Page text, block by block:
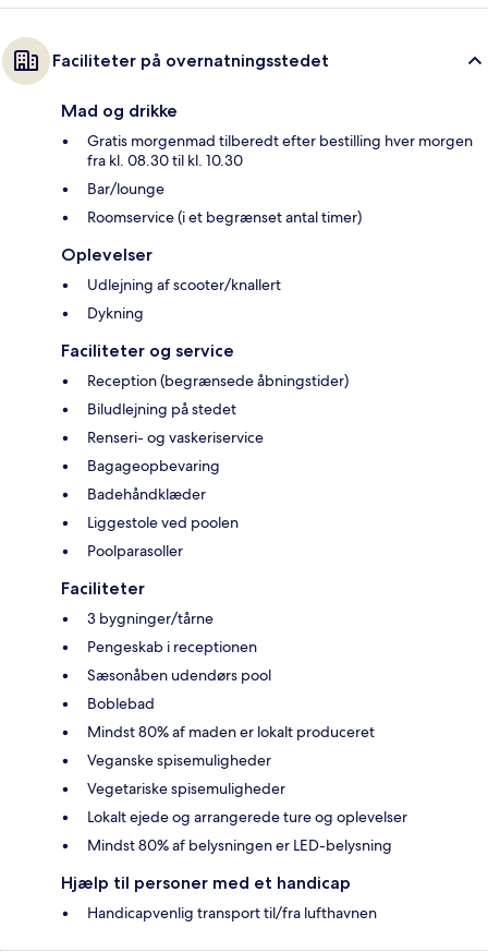
Faciliteter på overnatningsstedet
Mad og drikke
Gratis morgenmad tilberedt efter bestilling hver morgen
fra kl. 08.30 til kl. 10.30
Bar/lounge
Roomservice (i et begrænset antal timer)
Oplevelser
Udlejning af scooter/knallert
Dykning
Faciliteter og service
Reception (begrænsede åbningstider)
Biludlejning på stedet
Renseri- og vaskeriservice
Bagageopbevaring
Badehåndklæder
Liggestole ved poolen
Poolparasoller
Faciliteter
3 bygninger/tårne
Pengeskab i receptionen
Sæsonåben udendørs pool
Boblebad
Mindst 80% af maden er lokalt produceret
Veganske spisemuligheder
Vegetariske spisemuligheder
Lokalt ejede og arrangerede ture og oplevelser
Mindst 80% af belysningen er LED-belysning
Hjælp til personer med et handicap
Handicapvenlig transport til/fra lufthavnen